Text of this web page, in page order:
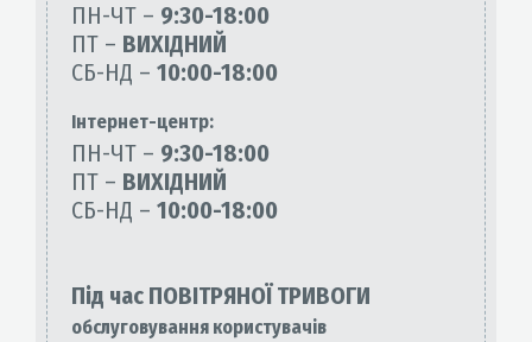
ПН-ЧТ – 9:30-18:00
ПТ – ВИХІДНИЙ
СБ-НД – 10:00-18:00
Інтернет-центр:
ПН-ЧТ – 9:30-18:00
ПТ – ВИХІДНИЙ
СБ-НД – 10:00-18:00
Під час ПОВІТРЯНОЇ ТРИВОГИ
обслуговування користувачів